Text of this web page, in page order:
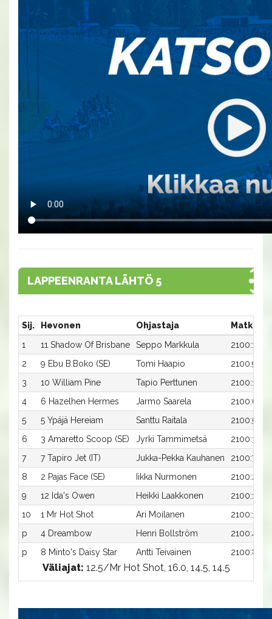
LAPPEENRANTA LÄHTÖ 5
Sij. Hevonen Ohjastaja
1
11 Shadow Of Brisbane Seppo Markkula
2100:11
2
9 Ebu B.Boko (SE) Tomi Haapio
2100:9
3
10 William Pine Tapio Perttunen
2100:10
4
6 Hazelhen Hermes Jarmo Saarela
2100:6
5
5 Ypäjä Hereiam Santtu Raitala
2100:5
6
3 Amaretto Scoop (SE) Jyrki Tammimetsä
2100:3
7
7 Tapiro Jet (IT) Jukka-Pekka Kauhanen
2100:7
8
2 Pajas Face (SE) Iikka Nurmonen
2100:2
9
12 Ida's Owen Heikki Laakkonen
2100:12
10
1 Mr Hot Shot Ari Moilanen
2100:1
p
4 Dreambow Henri Bollström
2100:4
p
8 Minto's Daisy Star Antti Teivainen 2100:8
Väliajat: 12.5/Mr Hot Shot, 16.0, 14.5, 14.5